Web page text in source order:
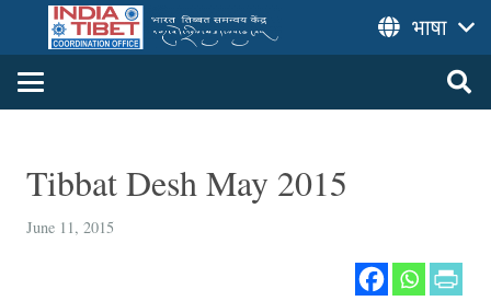
भाषा
Tibbat Desh May 2015
June 11, 2015